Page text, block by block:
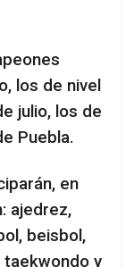
los de nivel
julio, los de
Puebla.
en
ajedrez,
beisbol,
taekwondo y